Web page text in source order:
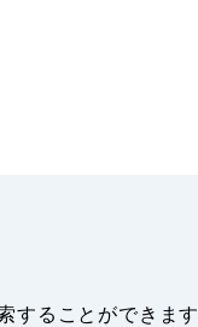
することができます